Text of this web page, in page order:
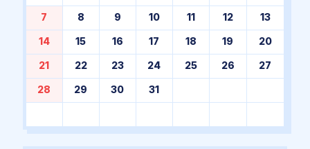
7 8 9 10 11 12 13
14 15 16 17 18 19 20
21 22 23 24 25 26 27
28 29 30 31